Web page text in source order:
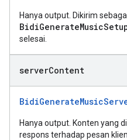
Hanya output. Dikirim
selesai.
serverContent
Hanya output. Konten yang
respons terhadap pesan klien.